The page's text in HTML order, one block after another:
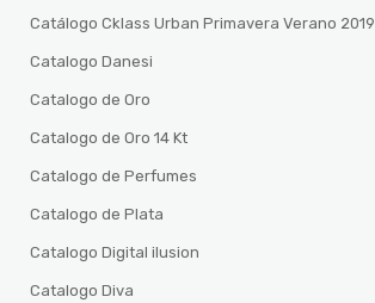
Catálogo Cklass Urban Primavera Verano 2019
Catalogo Danesi
Catalogo de Oro
Catalogo de Oro 14 Kt
Catalogo de Perfumes
Catalogo de Plata
Catalogo Digital ilusion
Catalogo Diva